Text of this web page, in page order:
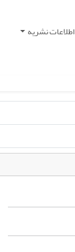
اطلاعات نشریه